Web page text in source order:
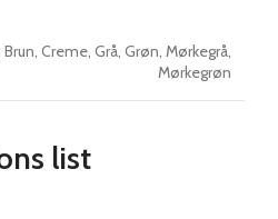
Creme, Grå, Grøn, Mørkegrå,
Mørkegrøn
list